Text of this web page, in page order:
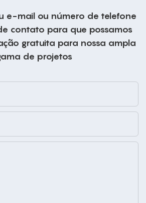
e-mail ou número de telefone
contato para que possamos
gratuita para nossa ampla
de projetos